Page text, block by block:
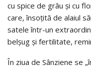
cu spice de grâu și cu
care, însoțită de alaiul
satele într-un
belșug și fertilitate,
În ziua de Sânziene se